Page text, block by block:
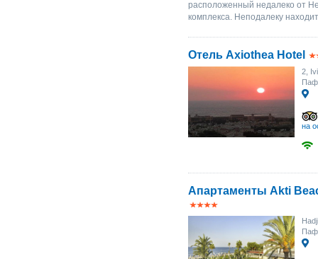
расположенный недалеко от
комплекса. Неподалеку
Отель Axiothea Hotel
2,
на
Апартаменты Akti